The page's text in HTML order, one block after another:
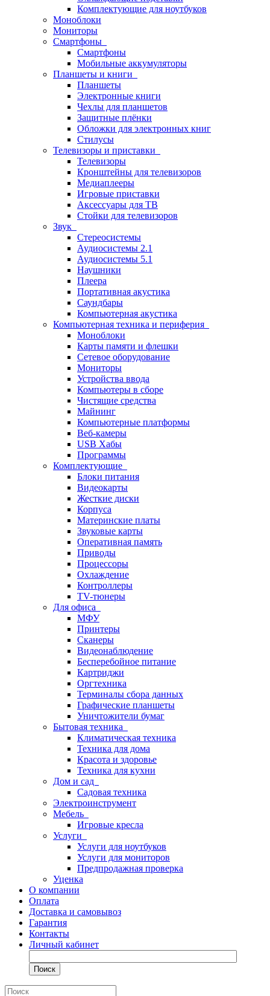
Комплектующие для ноутбуков
Моноблоки
Мониторы
Смартфоны
Смартфоны
Мобильные аккумуляторы
Планшеты и книги
Планшеты
Электронные книги
Чехлы для планшетов
Защитные плёнки
Обложки для электронных книг
Стилусы
Телевизоры и приставки
Телевизоры
Кронштейны для телевизоров
Медиаплееры
Игровые приставки
Аксессуары для ТВ
Стойки для телевизоров
Звук
Стереосистемы
Аудиосистемы 2.1
Аудиосистемы 5.1
Наушники
Плеера
Портативная акустика
Саундбары
Компьютерная акустика
Компьютерная техника и периферия
Моноблоки
Карты памяти и флешки
Сетевое оборудование
Мониторы
Устройства ввода
Компьютеры в сборе
Чистящие средства
Майнинг
Компьютерные платформы
Веб-камеры
USB Хабы
Программы
Комплектующие
Блоки питания
Видеокарты
Жесткие диски
Корпуса
Материнские платы
Звуковые карты
Оперативная память
Приводы
Процессоры
Охлаждение
Контроллеры
TV-тюнеры
Для офиса
МФУ
Принтеры
Сканеры
Видеонаблюдение
Бесперебойное питание
Картриджи
Оргтехника
Терминалы сбора данных
Графические планшеты
Уничтожители бумаг
Бытовая техника
Климатическая техника
Техника для дома
Красота и здоровье
Техника для кухни
Дом и сад
Садовая техника
Электроинструмент
Мебель
Игровые кресла
Услуги
Услуги для ноутбуков
Услуги для мониторов
Предпродажная проверка
Уценка
О компании
Оплата
Доставка и самовывоз
Гарантия
Контакты
Личный кабинет
Поиск